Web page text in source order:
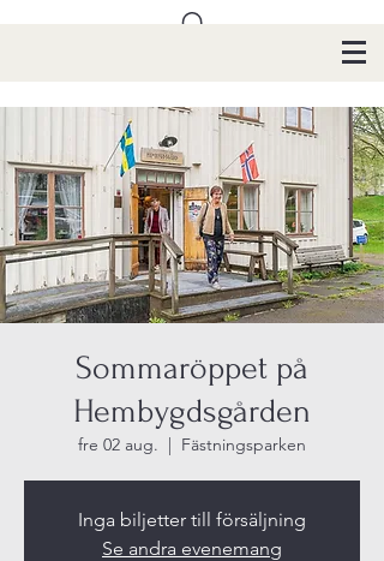
Sommaröppet på
Hembygdsgården
fre 02 aug.
  |
Fästningsparken
Inga biljetter till försäljning
Se andra evenemang